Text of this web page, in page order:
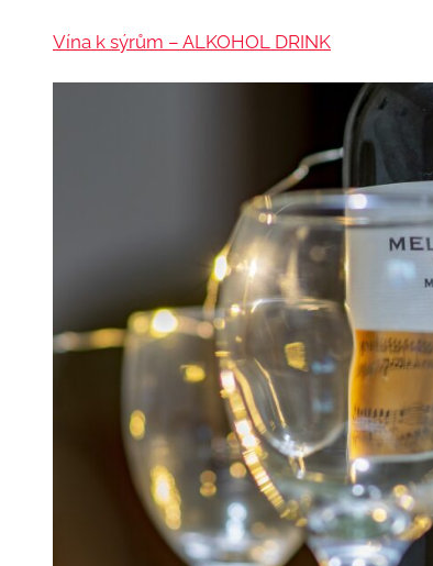
Vína k sýrům – ALKOHOL DRINK